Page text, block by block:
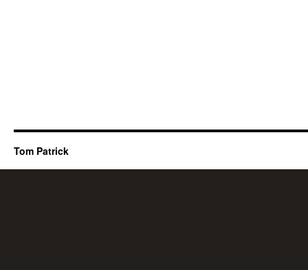
Tom Patrick